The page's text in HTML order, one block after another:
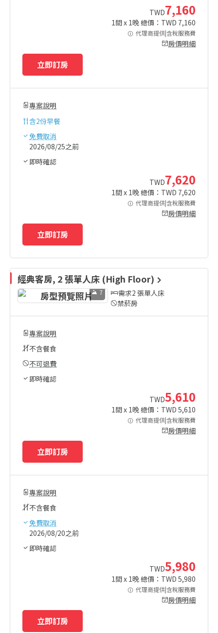
TWD7,160
1間 x 1晚 總價：TWD 7,160
代理商提供|含稅服務費
房價明細
立即訂房
專案說明
含2份早餐
免費取消
2026/08/25之前
即時確認
TWD7,620
1間 x 1晚 總價：TWD 7,620
代理商提供|含稅服務費
房價明細
立即訂房
經典客房, 2 張單人床 (High Floor)
7
需求2 張單人床
禁菸房
專案說明
不含餐食
不可退費
即時確認
TWD5,610
1間 x 1晚 總價：TWD 5,610
代理商提供|含稅服務費
房價明細
立即訂房
專案說明
不含餐食
免費取消
2026/08/20之前
即時確認
TWD5,980
1間 x 1晚 總價：TWD 5,980
代理商提供|含稅服務費
房價明細
立即訂房